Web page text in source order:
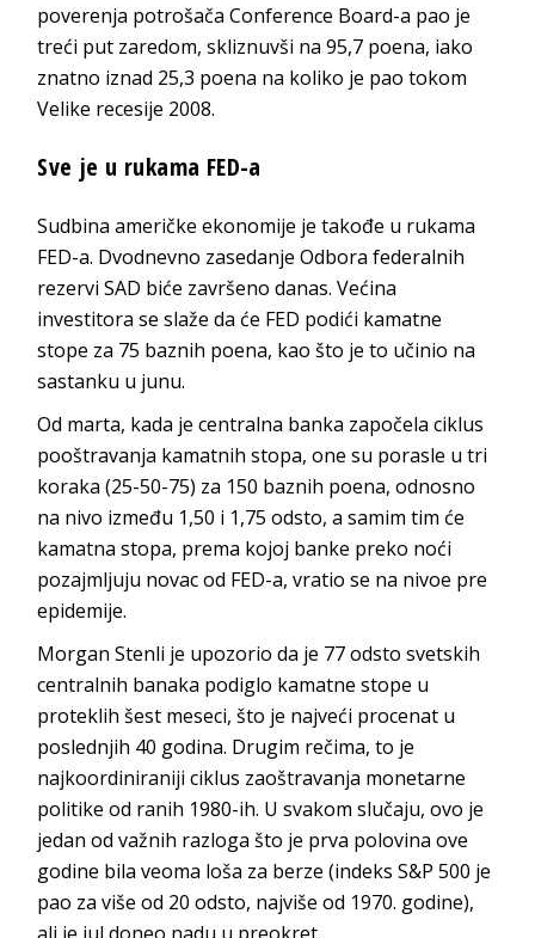
poverenja potrošača Conference Board-a pao je
treći put zaredom, skliznuvši na 95,7 poena, iako
znatno iznad 25,3 poena na koliko je pao tokom
Velike recesije 2008.
Sve je u rukama FED-a
Sudbina američke ekonomije je takođe u rukama
FED-a. Dvodnevno zasedanje Odbora federalnih
rezervi SAD biće završeno danas. Većina
investitora se slaže da će FED podići kamatne
stope za 75 baznih poena, kao što je to učinio na
sastanku u junu.
Od marta, kada je centralna banka započela ciklus
pooštravanja kamatnih stopa, one su porasle u tri
koraka (25-50-75) za 150 baznih poena, odnosno
na nivo između 1,50 i 1,75 odsto, a samim tim će
kamatna stopa, prema kojoj banke preko noći
pozajmljuju novac od FED-a, vratio se na nivoe pre
epidemije.
Morgan Stenli je upozorio da je 77 odsto svetskih
centralnih banaka podiglo kamatne stope u
proteklih šest meseci, što je najveći procenat u
poslednjih 40 godina. Drugim rečima, to je
najkoordiniraniji ciklus zaoštravanja monetarne
politike od ranih 1980-ih. U svakom slučaju, ovo je
jedan od važnih razloga što je prva polovina ove
godine bila veoma loša za berze (indeks S&P 500 je
pao za više od 20 odsto, najviše od 1970. godine),